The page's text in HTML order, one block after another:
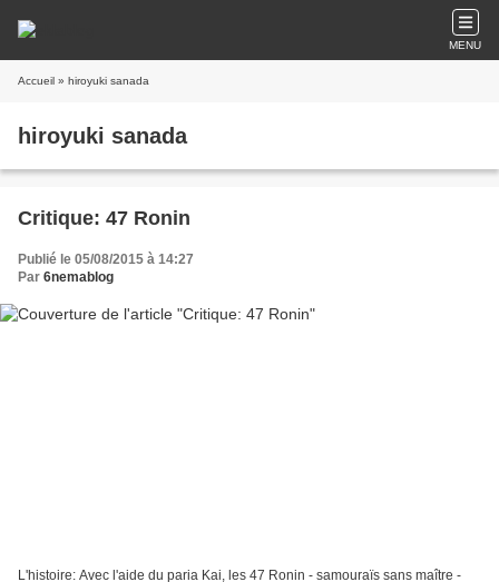
MENU
Accueil » hiroyuki sanada
hiroyuki sanada
Critique: 47 Ronin
Publié le 05/08/2015 à 14:27
Par 6nemablog
L'histoire: Avec l'aide du paria Kai, les 47 Ronin - samouraïs sans maître -